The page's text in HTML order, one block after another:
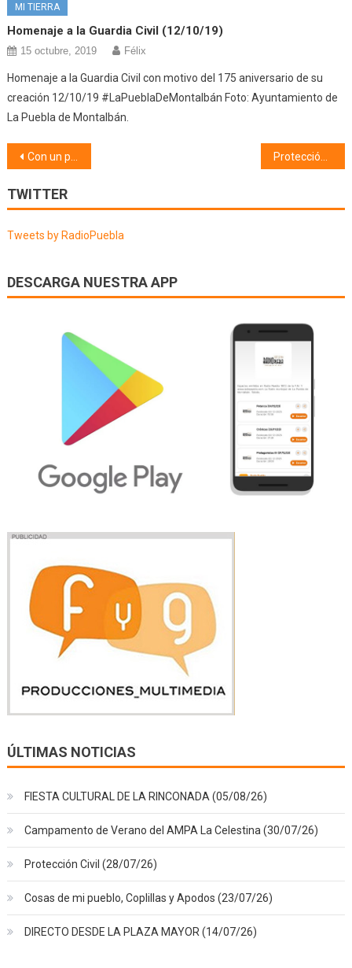
MI TIERRA
Homenaje a la Guardia Civil (12/10/19)
15 octubre, 2019 Félix
Homenaje a la Guardia Civil con motivo del 175 aniversario de su
creación 12/10/19 #LaPueblaDeMontalbán Foto: Ayuntamiento de
La Puebla de Montalbán.
Navegación
de
entradas
Con un par de pelotas (24/03/26)
TWITTER
Tweets by RadioPuebla
DESCARGA NUESTRA APP
ÚLTIMAS NOTICIAS
FIESTA CULTURAL DE LA RINCONADA (05/08/26)
Campamento de Verano del AMPA La Celestina (30/07/26)
Protección Civil (28/07/26)
Cosas de mi pueblo, Coplillas y Apodos (23/07/26)
DIRECTO DESDE LA PLAZA MAYOR (14/07/26)